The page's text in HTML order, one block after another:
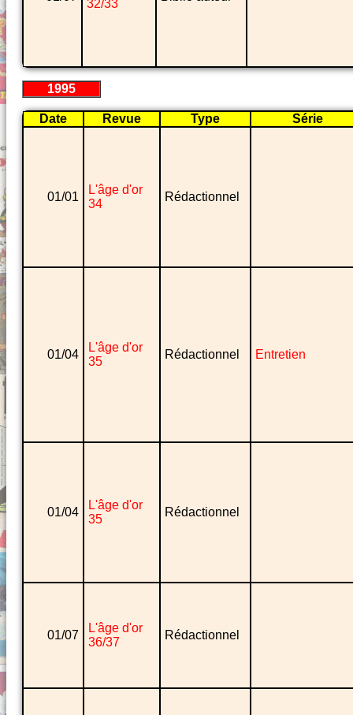
32/33
1995
Date Revue Type Série
01/01
L'âge d'or
34
Rédactionnel
01/04
L'âge d'or
35
Rédactionnel Entretien
01/04
L'âge d'or
35
Rédactionnel
01/07
L'âge d'or
36/37
Rédactionnel